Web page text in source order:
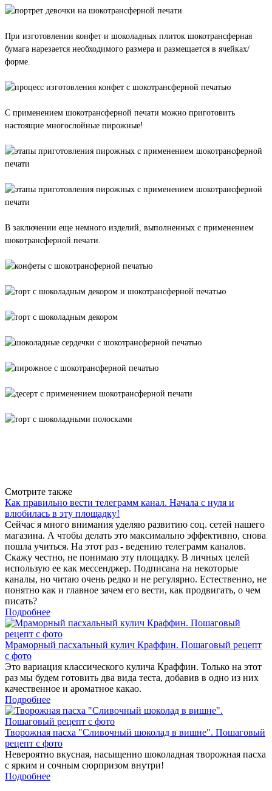
При изготовлении конфет и шоколадных плиток шокотрансферная
бумага нарезается необходимого размера и размещается в ячейках/
форме.
С применением шокотрансферной печати можно приготовить
настоящие многослойные пирожные!
В заключении еще немного изделий, выполненных с применением
шокотрансферной печати.
Смотрите также
Как правильно вести телеграмм канал. Начала с нуля и
влюбилась в эту площадку!
Сейчас я много внимания уделяю развитию соц. сетей нашего
магазина. А чтобы делать это максимально эффективно, снова
пошла учиться. На этот раз - ведению телеграмм каналов.
Скажу честно, не понимаю эту площадку. В личных целей
использую ее как мессенджер. Подписана на некоторые
каналы, но читаю очень редко и не регулярно. Естественно, не
понятно как и главное зачем его вести, как продвигать, о чем
писать?
Подробнее
Мраморный пасхальный кулич Краффин. Пошаговый рецепт
с фото
Это вариация классического кулича Краффин. Только на этот
раз мы будем готовить два вида теста, добавив в одно из них
качественное и ароматное какао.
Подробнее
Творожная пасха "Сливочный шоколад в вишне". Пошаговый
рецепт с фото
Невероятно вкусная, насыщенно шоколадная творожная пасха
с ярким и сочным сюрпризом внутри!
Подробнее